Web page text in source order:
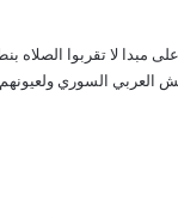
مبدا لا تقربوا الصلاه
العربي السوري ولعيونهم